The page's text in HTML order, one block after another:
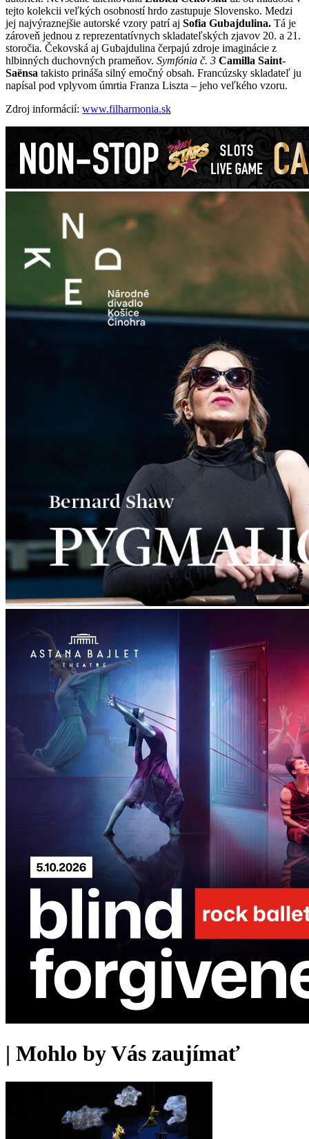
tejto kolekcii veľkých osobností hrdo zastupuje Slovensko. Medzi
jej najvýraznejšie autorské vzory patrí aj Sofia Gubajdulina. Tá je
zároveň jednou z reprezentatívnych skladateľských zjavov 20. a 21.
storočia. Čekovská aj Gubajdulina čerpajú zdroje imaginácie z
hlbinných duchovných prameňov. Symfónia č. 3 Camilla Saint-
Saënsa takisto prináša silný emočný obsah. Francúzsky skladateľ ju
napísal pod vplyvom úmrtia Franza Liszta – jeho veľkého vzoru.
Zdroj informácií: www.filharmonia.sk
| Mohlo by Vás zaujímať